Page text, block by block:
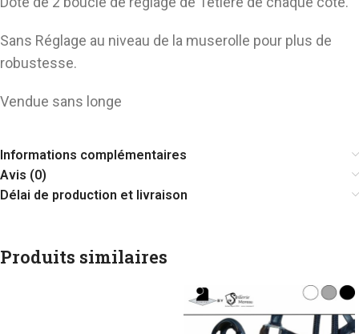
Sans Réglage au niveau de la muserolle pour plus de
robustesse.
Vendue sans longe
Informations complémentaires
Avis (0)
Délai de production et livraison
Produits similaires